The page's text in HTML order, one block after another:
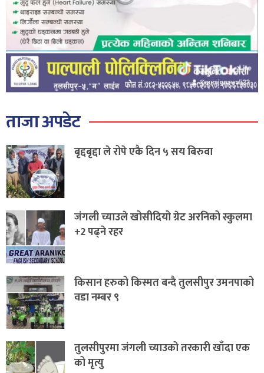
ताजा अपडेट
बृद्दबृद्दा ले रोपे एकै दिन ५ सय बिरुवा
जंगली च्याउले खोसीदियो ग्रेट अरनिको स्कुलमा
+2 पढ्ने रहर
किसान हरुको किस्मत बन्दै तुलसीपुर उमनपाको
वडा नम्बर ९
तुलसीपुरमा जंगली च्याउको तरकारी खाँदा एक
को मृत्यु